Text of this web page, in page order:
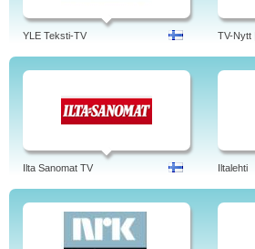
YLE Teksti-TV TV-Nytt
Ilta Sanomat TV Iltalehti